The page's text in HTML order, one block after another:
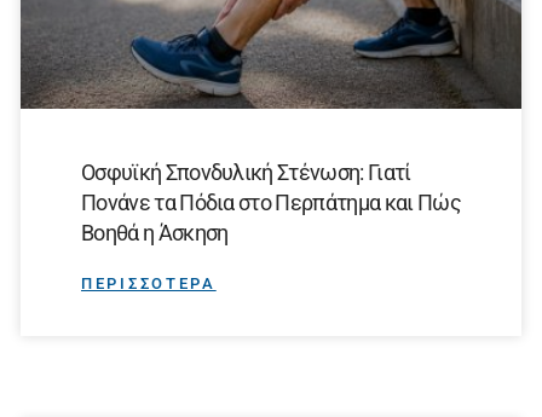
Οσφυϊκή Σπονδυλική Στένωση: Γιατί
Πονάνε τα Πόδια στο Περπάτημα και Πώς
Βοηθά η Άσκηση
ΠΕΡΙΣΣΟΤΕΡΑ